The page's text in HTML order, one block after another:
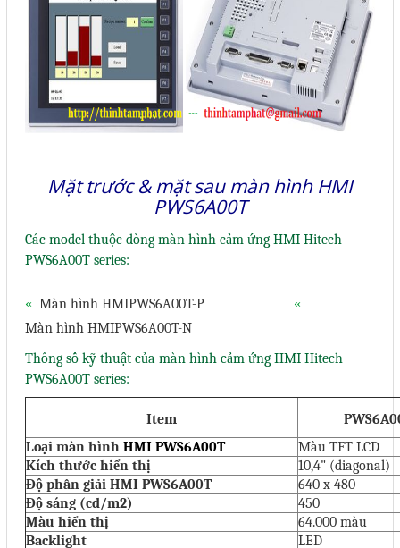
Mặt trước & mặt sau màn hình HMI
PWS6A00T
Các model thuộc dòng màn hình cảm ứng HMI Hitech
PWS6A00T series:
« Màn hình HMIPWS6A00T-P «
Màn hình HMIPWS6A00T-N
Thông số kỹ thuật của màn hình cảm ứng HMI Hitech
PWS6A00T series:
Item
Loại màn hình HMI PWS6A00T
Màu TFT LCD
Kích thước hiển thị
10,4" (diagonal)
Độ phân giải HMI PWS6A00T
640 x 480
Độ sáng (cd/m2)
450
Màu hiển thị
64.000 màu
Backlight
LED
Sửa chữa PLC
Sửa chữa màn hình HMI
Sửa Bộ điều khiển Servo, Bộ
điều khiển motor bước
Lập trình PLC
Lập trình màn hình HMI
Lập trình hệ thống Scada
Lập trình hệ thống Servo
Crack password PLC
Lấy Chương Trình HMI
Thông tin hữu ích
Hình ảnh sửa chữa